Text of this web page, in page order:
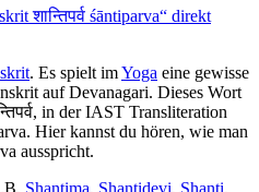
शान्तिपर्व śāntiparva“ direkt
. Es spielt imYoga eine gewisse
auf Devanagari. Dieses Wort
in der IAST Transliteration
Hier kannst du hören, wie man
ausspricht.
Shantima, Shantidevi, Shanti,